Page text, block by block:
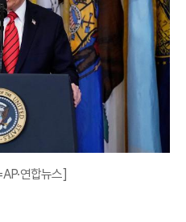
연합뉴스]